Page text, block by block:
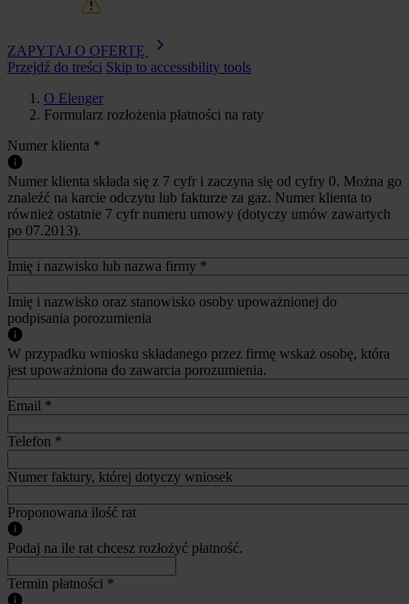
ZAPYTAJ O OFERTĘ
Przejdź do treści Skip to accessibility tools
Ścieżka
nawigacyjna
O Elenger
Formularz rozłożenia płatności na raty
Formularz
Numer klienta *
Numer klienta składa się z 7 cyfr i zaczyna się od cyfry 0. Można go
znaleźć na karcie odczytu lub fakturze za gaz. Numer klienta to
również ostatnie 7 cyfr numeru umowy (dotyczy umów zawartych
po 07.2013).
Imię i nazwisko lub nazwa firmy *
Imię i nazwisko oraz stanowisko osoby upoważnionej do
podpisania porozumienia
W przypadku wniosku składanego przez firmę wskaż osobę, która
jest upoważniona do zawarcia porozumienia.
Email *
Telefon *
Numer faktury, której dotyczy wniosek
Proponowana ilość rat
Podaj na ile rat chcesz rozłożyć płatność.
Termin płatności *